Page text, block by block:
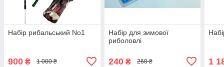
Набір рибальський No1
900 ₴ 1 000 ₴
Набір для зимової
риболовлі
240₴ 260 ₴ 1